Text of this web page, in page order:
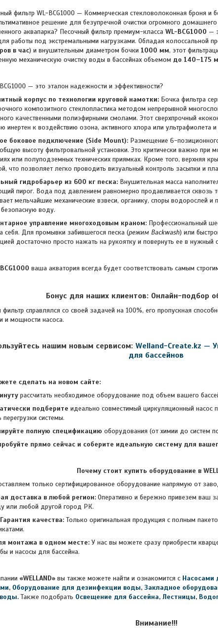
фильтр WL-BCG1000 — Коммерческая стекловолоконная броня и
решение для безупречной очистки огромного
аквапарка? Песочный фильтр премиум-класса WL-BCG1000 —
работы под экстремальными нагрузками. Обладая колоссальной
в час) и внушительным диаметром бочки 1000 мм, этот
механическую очистку воды в бассейнах объемом до 140–175
— это эталон надежности и эффективности?
корпус по технологии круговой намотки: Бочка фильтра
композитного стеклопластика методом непрерывной
качественными полиэфирными смолами. Этот сверхпрочный
инертен к воздействию озона, активного хлора или ультрафиолета
боковое подключение (Side Mount): Размещение 6-
высоту фильтровальной установки. Это критически важно при
или полуподземных технических приямках. Кроме того, верхняя
что позволяет легко проводить визуальный контроль засыпки и
гидробарьер из 600 кг песка: Внушительная масса
пирог. Вода под давлением равномерно продавливается сквозь
мельчайшие механические взвеси, органику, споры водорослей и
воду.
управление многоходовым краном: Профессиональный
себя. Для промывки забившегося песка (режим Backwash) или
достаточно просто нажать на рукоятку и повернуть ее в нужный
ваша акватория всегда будет соответствовать самым
Бонус для наших клиентов: Онлайн-подбор
справлялся со своей задачей на 100%, его пропускная
и мощности насоса.
нашим новым сервисом: Welland-Create.kz —
для бассейнов
сделать на новом сайте:
рассчитать необходимое оборудование под объем вашего
подберите идеально совместимый циркуляционный насос
перегрузки системы.
полную спецификацию оборудования (от химии до систем
прямо сейчас и соберите идеальную систему для
Почему стоит купить оборудование в
только сертифицированное оборудование напрямую от
доставка в любой регион: Оперативно и бережно привезем ваш
или любой другой город РК.
качества: Только оригинальная продукция с полным
монтажа в одном месте: У нас вы можете сразу приобрести
и насосы для бассейна.
«WELLAND» вы также можете найти и ознакомится с Насосами
, Оборудование для дезинфекции воды, Закладное
. Также подобрать Освещение для бассейна, Лестницы,
Внимание!!!